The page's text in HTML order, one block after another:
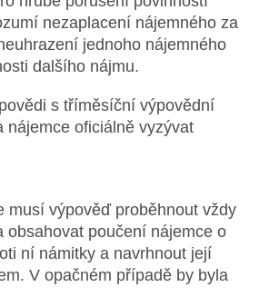
nezaplacení nájemného za
jednoho nájemného
dalšího nájmu.
s tříměsíční výpovědní
nájemce oficiálně vyzývat
musí výpověď proběhnout vždy
obsahovat poučení nájemce o
ní námitky a navrhnout její
V opačném případě by byla